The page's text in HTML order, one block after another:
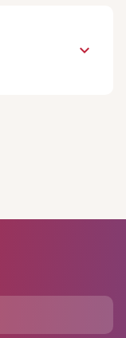
keyboard_arrow_down